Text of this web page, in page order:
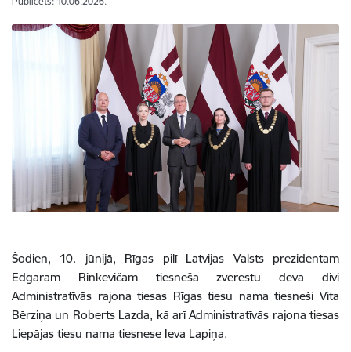
Šodien, 10. jūnijā, Rīgas pilī Latvijas Valsts prezidentam
Edgaram Rinkēvičam tiesneša zvērestu deva divi
Administratīvās rajona tiesas Rīgas tiesu nama tiesneši Vita
Bērziņa un Roberts Lazda, kā arī Administratīvās rajona tiesas
Liepājas tiesu nama tiesnese Ieva Lapiņa.